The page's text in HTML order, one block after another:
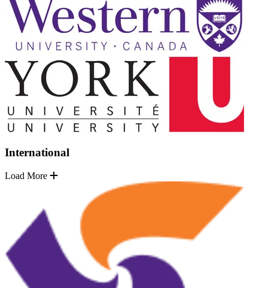
International
Load More